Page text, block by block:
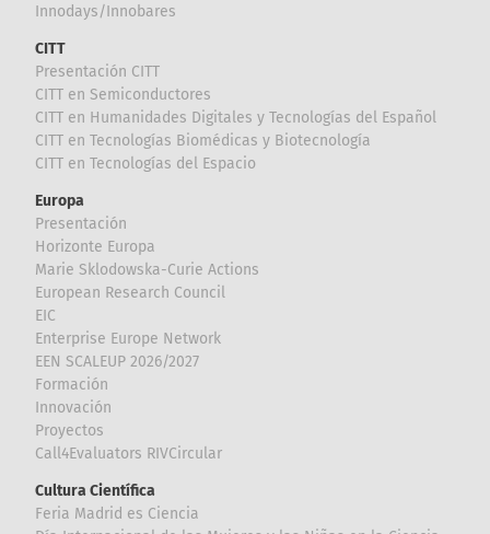
Innodays/Innobares
CITT
Presentación CITT
CITT en Semiconductores
CITT en Humanidades Digitales y Tecnologías del Español
CITT en Tecnologías Biomédicas y Biotecnología
CITT en Tecnologías del Espacio
Europa
Presentación
Horizonte Europa
Marie Sklodowska-Curie Actions
European Research Council
EIC
Enterprise Europe Network
EEN SCALEUP 2026/2027
Formación
Innovación
Proyectos
Call4Evaluators RIVCircular
Cultura Científica
Feria Madrid es Ciencia